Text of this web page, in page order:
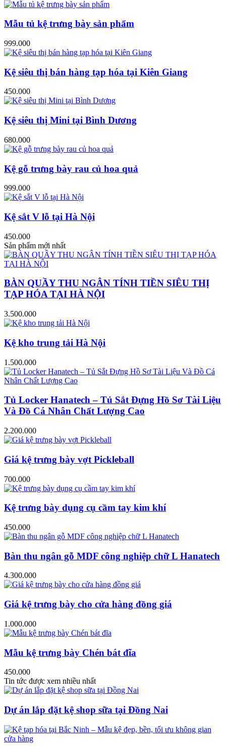
Mẫu tủ kệ trưng bày sản phẩm
999.000
Kệ siêu thị bán hàng tạp hóa tại Kiên Giang
450.000
Kệ siêu thị Mini tại Bình Dương
680.000
Kệ gỗ trưng bày rau củ hoa quả
999.000
Kệ sắt V lỗ tại Hà Nội
450.000
Sản phẩm mới nhất
BÀN QUẦY THU NGÂN TÍNH TIỀN SIÊU THỊ
TẠP HÓA TẠI HÀ NỘI
3.500.000
Kệ kho trung tải Hà Nội
1.500.000
Tủ Locker Hanatech – Tủ Sắt Đựng Hồ Sơ Tài Liệu
Và Đồ Cá Nhân Chất Lượng Cao
2.200.000
Giá kệ trưng bày vợt Pickleball
700.000
Kệ trưng bày dụng cụ cầm tay kim khí
450.000
Bàn thu ngân gỗ MDF công nghiệp chữ L Hanatech
4.300.000
Giá kệ trưng bày cho cửa hàng đồng giá
1.000.000
Mẫu kệ trưng bày Chén bát đĩa
450.000
Tin tức được xem nhiều nhất
Dự án lắp đặt kệ shop sữa tại Đồng Nai